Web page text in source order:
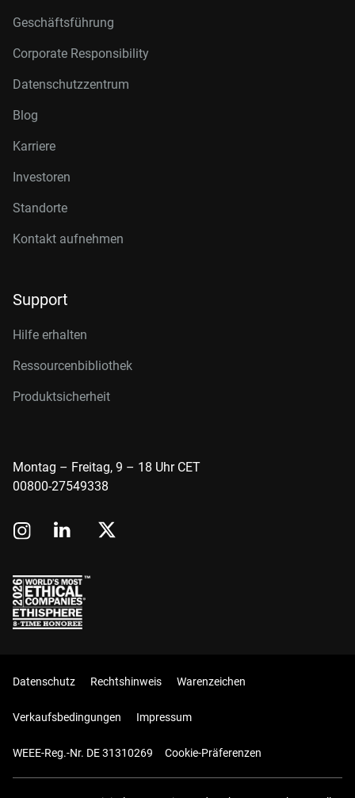
Geschäftsführung
Corporate Responsibility
Datenschutzzentrum
Blog
Karriere
Investoren
Standorte
Kontakt aufnehmen
Support
Hilfe erhalten
Ressourcenbibliothek
Produktsicherheit
Montag – Freitag, 9 – 18 Uhr CET
00800-27549338
Datenschutz Rechtshinweis Warenzeichen
Verkaufsbedingungen Impressum
WEEE-Reg.-Nr. DE 31310269 Cookie-Präferenzen